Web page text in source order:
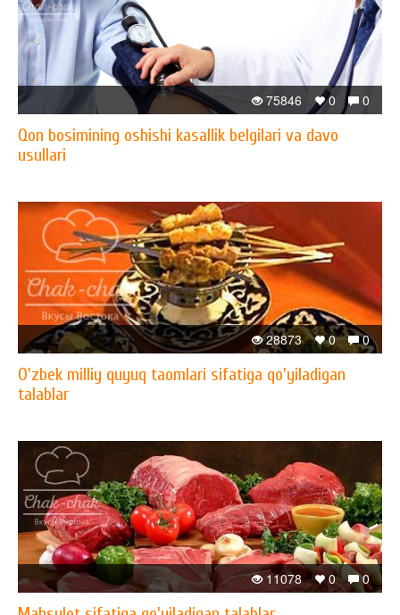
0
0
75846
Qon bosimining oshishi kasallik belgilari va davo
usullari
0
0
28873
O'zbek milliy quyuq taomlari sifatiga qo'yiladigan
talablar
0
0
11078